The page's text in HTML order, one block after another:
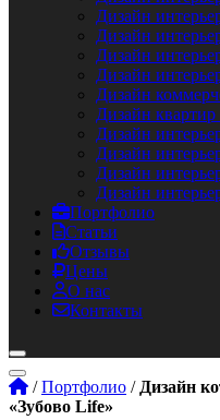
Дизайн
Дизайн
Дизайн
Дизайн
Дизайн
Дизайн
Дизайн
Дизайн
Дизайн
Дизайн
Портфолио
Статьи
Отзывы
Цены
О нас
Контакты
/Портфолио / Дизайн
«Зубово Life»